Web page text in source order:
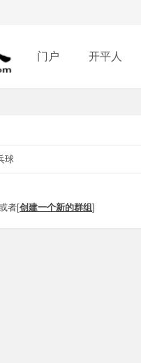
门户 开平人
球
者[创建一个新的群组]